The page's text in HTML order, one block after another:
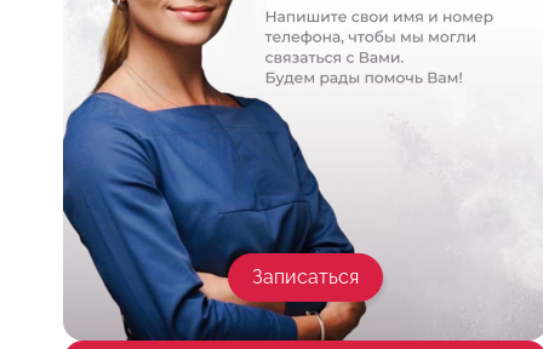
Записаться